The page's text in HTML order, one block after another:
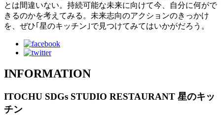
とは間違いない。持続可能な未来に向けて今、自分に何がで
きるのかを考えてみる。未来志向のアクションのきっかけ
を、ぜひ｢星のキッチン｣で見つけてみてはいかがだろう。
INFORMATION
ITOCHU SDGs STUDIO RESTAURANT 星のキッ
チン